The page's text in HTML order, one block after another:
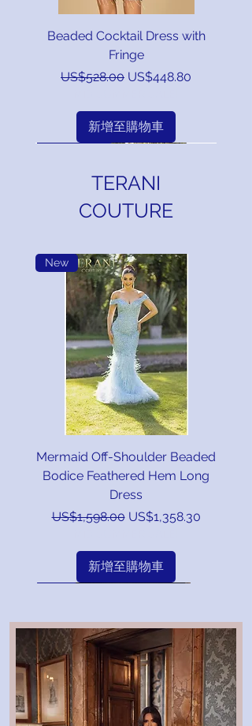
MID SUMMER SALE!
新增至購物車
MID SUMMER SALE!
新增至購物車
MID SUMMER SALE!
新增至購物車
MID SUMMER SALE!
新增至購物車
一般價格
US$990.00促銷價格
US$841.50
MID SUMMER SALE!
新增至購物車
MID SUMMER SALE!
新增至購物車
一般價格
US$1,650.00促銷價格
US$1,402.50
MID SUMMER SALE!
新增至購物車
一般價格
US$845.00促銷價格
US$718.25
MID SUMMER SALE!
新增至購物車
MID SUMMER SALE!
新增至購物車
MID SUMMER SALE!
新增至購物車
一般價格
US$898.00促銷價格
US$763.30
MID SUMMER SALE!
新增至購物車
MID SUMMER SALE!
新增至購物車
一般價格
US$998.00促銷價格
US$848.30
MID SUMMER SALE!
新增至購物車
一般價格
US$889.00促銷價格
US$755.65
MID SUMMER SALE!
新增至購物車
MID SUMMER SALE!
新增至購物車
MID SUMMER SALE!
新增至購物車
MID SUMMER SALE!
新增至購物車
MID SUMMER SALE!
新增至購物車
MID SUMMER SALE!
新增至購物車
一般價格
US$845.00促銷價格
US$718.25
MID SUMMER SALE!
新增至購物車
一般價格
US$935.00促銷價格
US$794.75
MID SUMMER SALE!
新增至購物車
MID SUMMER SALE!
新增至購物車
MID SUMMER SALE!
新增至購物車
MID SUMMER SALE!
新增至購物車
MID SUMMER SALE!
新增至購物車
MID SUMMER SALE!
新增至購物車
MID SUMMER SALE!
新增至購物車
MID SUMMER SALE!
新增至購物車
MID SUMMER SALE!
新增至購物車
Beaded Cocktail Dress with
Fringe
一般價格
US$528.00 促銷價格
US$448.80
新增至購物車
Asymmetrical Waist Mini Dress
with Sequins Feathers One
Shoulder Long Sleeve Bac
一般價格
US$278.00促銷價格
US$236.30
MID SUMMER SALE!
新增至購物車
Open Shoulder Sequin Gown
一般價格
US$428.00 促銷價格
US$363.80
MID SUMMER SALE!
新增至購物車
Long Sleeved High Neck Dress
一般價格
US$338.00 促銷價格
US$287.30
MID SUMMER SALE!
新增至購物車
Off-The-Shoulder Neckline,
Satin Draping & High Leg Slit
Gown
一般價格
US$198.00促銷價格
US$168.30
MID SUMMER SALE!
新增至購物車
Fitted Satin & Lace Evening
Gown
一般價格
US$158.00促銷價格
US$134.30
MID SUMMER SALE!
新增至購物車
Velvet Sequin Fitted Gown
一般價格
US$179.00 促銷價格
US$152.15
MID SUMMER SALE!
新增至購物車
Strapless Trumpet Gown
一般價格
US$328.00 促銷價格
US$278.80
MID SUMMER SALE!
新增至購物車
Strapless Floral Jacquard A
Line Gown
一般價格
US$345.00促銷價格
US$293.25
MID SUMMER SALE!
新增至購物車
Long Sleeve Glitter Print Dress
一般價格
US$358.00 促銷價格
US$304.30
MID SUMMER SALE!
新增至購物車
Strapless Sweetheart Neckline
Gown with Beaded Bodice
一般價格
US$398.00促銷價格
US$338.30
MID SUMMER SALE!
新增至購物車
Velvet Sequin Fitted Gown
一般價格
US$179.00 促銷價格
US$152.15
MID SUMMER SALE!
新增至購物車
Sleeveless Dazzling Beads
Embellished Ceremonial
Mermaid Gown w/ Sweetheart
Neck
一般價格
US$388.00促銷價格
US$329.80
新增至購物車
Jovani Strapless Coral Chiffon
A-Line Gown 49536
一般價格
US$825.00促銷價格
US$701.25
MID SUMMER SALE!
新增至購物車
Jovani Pink and Gold Floral
Jacquard Corset Mini Dress
52229
一般價格
US$448.00促銷價格
US$380.80
MID SUMMER SALE!
新增至購物車
Jovani Beaded Floral Lace
Strapless Tulle Gown 50011
一般價格
US$583.00 促銷價格
US$495.55
MID SUMMER SALE!
新增至購物車
Jovani Sequin Floral A Line
Evening Gown 49697
一般價格
US$1,950.00 促銷價格
US$1,657.50
MID SUMMER SALE!
新增至購物車
Jovani Strapless Sequin
Column Gown with Beaded
Bodice 49270
一般價格
US$990.00促銷價格
US$841.50
MID SUMMER SALE!
新增至購物車
Jovani One Shoulder Cutout
Sequin Dress with Slit 49266
一般價格
US$935.00 促銷價格
US$794.75
MID SUMMER SALE!
新增至購物車
Jovani Satin Embellished
Corset Evening Gown 50012
一般價格
US$548.00促銷價格
US$465.80
MID SUMMER SALE!
新增至購物車
Jovani Beaded Corset Satin
Gown with High Slit 43728
一般價格
US$698.00 促銷價格
US$593.30
MID SUMMER SALE!
新增至購物車
Jovani Nude Beaded Gown
with High Slit 47800
一般價格
US$1,529.00促銷價格
US$1,299.65
MID SUMMER SALE!
新增至購物車
Formal Evening Beaded Gown
Cape Sleeves
一般價格
US$459.00促銷價格
US$390.15
MID SUMMER SALE!
新增至購物車
3D Floral Applique Corset
Mermaid Prom Gown
一般價格
US$378.00促銷價格
US$321.30
MID SUMMER SALE!
新增至購物車
Jovani Stunning Brocade Ball
Gown 51938
一般價格
US$898.00促銷價格
US$763.30
MID SUMMER SALE!
新增至購物車
Jovan Elegant Strapless Gown
with Sheen Floral Overlay
45289
一般價格
US$889.00促銷價格
US$755.65
MID SUMMER SALE!
新增至購物車
Jovani Strapless Metallic
Brocade Ball Gown 51694
一般價格
US$925.00促銷價格
US$786.25
MID SUMMER SALE!
新增至購物車
Jovani Ruffle Top Midi Dress
48253
一般價格
US$798.00促銷價格
US$678.30
MID SUMMER SALE!
新增至購物車
Jovani Embroidered Gown W/
Sheer Overskirt
一般價格
US$750.00 促銷價格
US$637.50
MID SUMMER SALE!
新增至購物車
Tailored Off Shoulder Sequin
Prom Formal Dress
一般價格
US$225.00促銷價格
US$191.25
MID SUMMER SALE!
新增至購物車
TERANI
COUTURE
New
Mermaid Off-Shoulder Beaded
Bodice Feathered Hem Long
Dress
一般價格
US$1,598.00 促銷價格
US$1,358.30
新增至購物車